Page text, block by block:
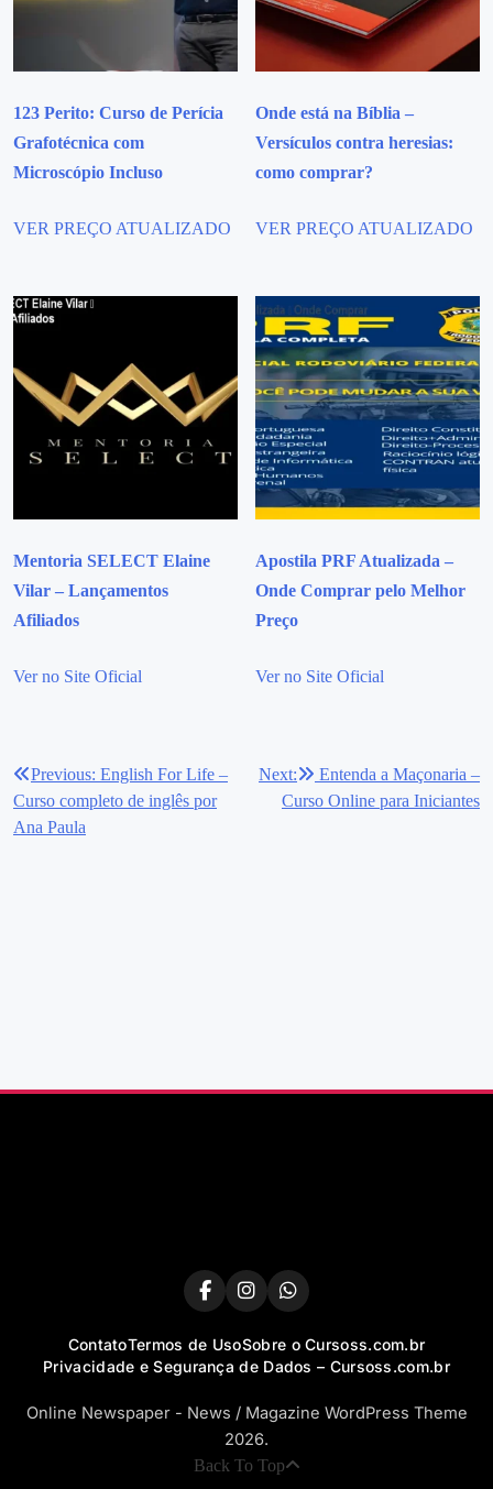
123 Perito: Curso de Perícia
Grafotécnica com
Microscópio Incluso
VER PREÇO ATUALIZADO
Onde está na Bíblia –
Versículos contra heresias:
como comprar?
VER PREÇO ATUALIZADO
Mentoria SELECT Elaine
Vilar – Lançamentos
Afiliados
Ver no Site Oficial
Apostila PRF Atualizada –
Onde Comprar pelo Melhor
Preço
Ver no Site Oficial
Navegação
de
Previous: English For Life –
Curso completo de inglês por
Ana Paula
Next:
Entenda a Maçonaria –
Curso Online para Iniciantes
ContatoTermos de UsoSobre o Cursoss.com.br
Privacidade e Segurança de Dados – Cursoss.com.br
Online Newspaper - News / Magazine WordPress Theme
2026.
Back To Top